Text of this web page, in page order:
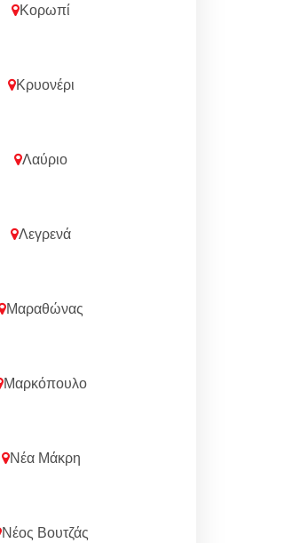
Κορωπί
Κρυονέρι
Λαύριο
Λεγρενά
Μαραθώνας
Μαρκόπουλο
Νέα Μάκρη
Νέος Βουτζάς